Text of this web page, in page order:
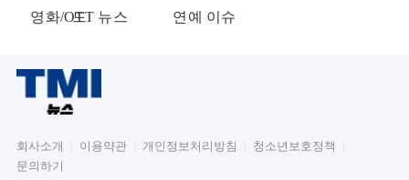
드
영화/OTT 뉴스 연예 이슈
회사소개 이용약관 개인정보처리방침
청소년보호정책
문의하기